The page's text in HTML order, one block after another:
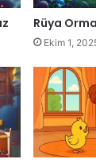
Rüya
Ekim 1,